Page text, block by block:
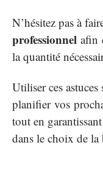
N’hésitez pas à
professionnel afin
la quantité
Utiliser ces
planifier vos
tout en
dans le choix de